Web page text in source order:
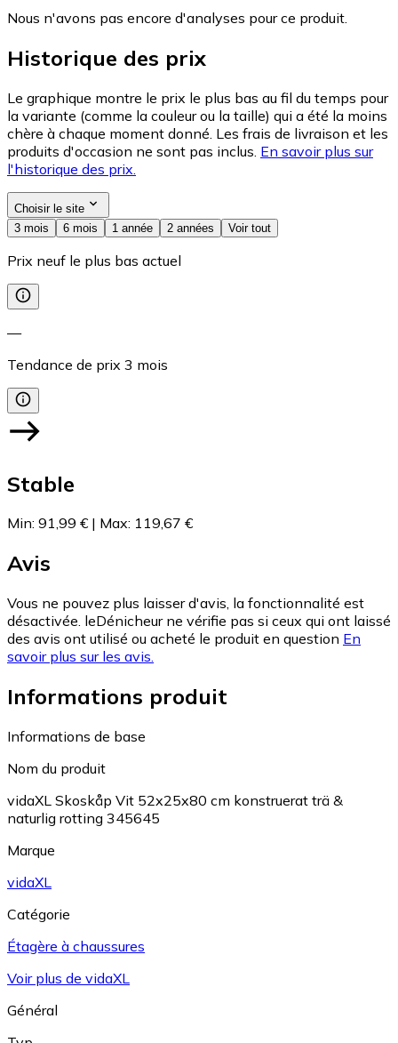
Nous n'avons pas encore d'analyses pour ce produit.
Historique des prix
Le graphique montre le prix le plus bas au fil du temps pour
la variante (comme la couleur ou la taille) qui a été la moins
chère à chaque moment donné. Les frais de livraison et les
produits d'occasion ne sont pas inclus. En savoir plus sur
l'historique des prix.
Choisir le site
3 mois
6 mois 1 année 2 années Voir tout
Prix neuf le plus bas actuel
—
Tendance de prix 3 mois
Stable
Min: 91,99 € | Max: 119,67 €
Avis
Vous ne pouvez plus laisser d'avis, la fonctionnalité est
désactivée. leDénicheur ne vérifie pas si ceux qui ont laissé
des avis ont utilisé ou acheté le produit en question En
savoir plus sur les avis.
Informations produit
Informations de base
Nom du produit
vidaXL Skoskåp Vit 52x25x80 cm konstruerat trä &
naturlig rotting 345645
Marque
vidaXL
Catégorie
Étagère à chaussures
Voir plus de vidaXL
Général